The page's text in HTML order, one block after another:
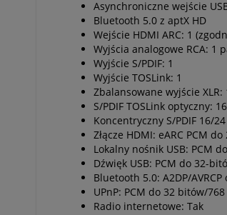
Asynchroniczne wejście
Bluetooth 5.0 z aptX HD
Wejście HDMI ARC: 1
Wyjścia analogowe RCA: 1
Wyjście S/PDIF: 1
Wyjście TOSLink: 1
Zbalansowane wyjście XLR:
S/PDIF TOSLink optyczny:
Koncentryczny S/PDIF 16/
Złącze HDMI: eARC PCM
Lokalny nośnik USB: PCM
Dźwięk USB: PCM do 32-
Bluetooth 5.0: A2DP/
UPnP: PCM do 32 bitów/768
Radio internetowe: Tak